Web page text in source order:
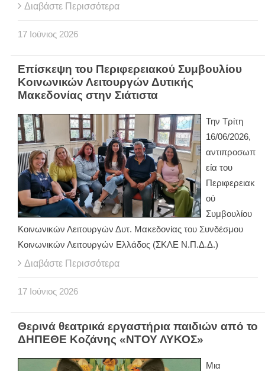
Διαβάστε Περισσότερα
17 Ιούνιος 2026
Επίσκεψη του Περιφερειακού Συμβουλίου
Κοινωνικών Λειτουργών Δυτικής
Μακεδονίας στην Σιάτιστα
Την Τρίτη
16/06/2026,
αντιπροσωπ
εία του
Περιφερειακ
ού
Συμβουλίου
Κοινωνικών Λειτουργών Δυτ. Μακεδονίας του Συνδέσμου
Κοινωνικών Λειτουργών Ελλάδος (ΣΚΛΕ Ν.Π.Δ.Δ.)
Διαβάστε Περισσότερα
17 Ιούνιος 2026
Θερινά θεατρικά εργαστήρια παιδιών από το
ΔΗΠΕΘΕ Κοζάνης «ΝΤΟΥ ΛΥΚΟΣ»
Μια